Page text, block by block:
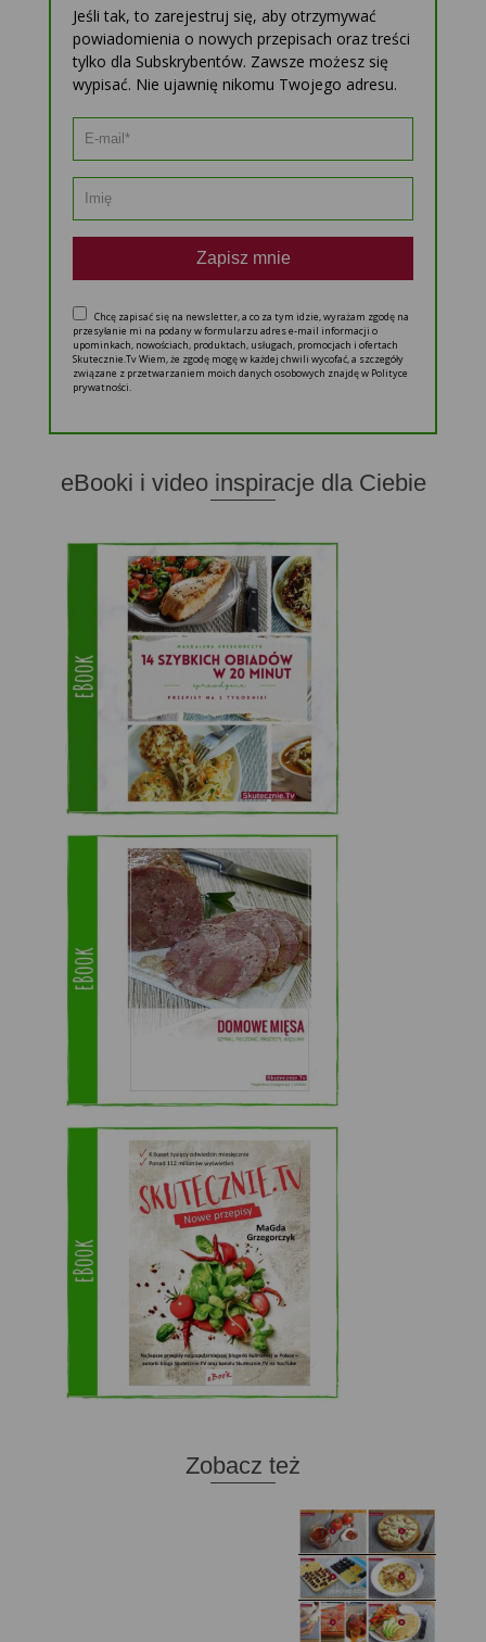
Jeśli tak, to zarejestruj się, aby otrzymywać
powiadomienia o nowych przepisach oraz treści
tylko dla Subskrybentów. Zawsze możesz się
wypisać. Nie ujawnię nikomu Twojego adresu.
Zapisz mnie
Chcę zapisać się na newsletter, a co za tym idzie, wyrażam zgodę na
przesyłanie mi na podany w formularzu adres e-mail informacji o
upominkach, nowościach, produktach, usługach, promocjach i ofertach
Skutecznie.Tv Wiem, że zgodę mogę w każdej chwili wycofać, a szczegóły
związane z przetwarzaniem moich danych osobowych znajdę w Polityce
prywatności.
eBooki i video inspiracje dla Ciebie
Zobacz też
Domowy ketchup (bez
cukru)
Tarta francuska z
cebulą i pomidorem
Domowe żelki
Zupa kurkowa z
selerem i pietruszką